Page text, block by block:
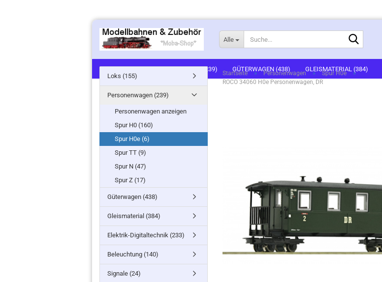
Alle
LOKS (155) PERSONENWAGEN (239) GÜTERWAGEN (438) GLEISMATERIAL (384)
MINITANKS/MILITARY (61)
Startseite » Personenwagen » Spur H0e »
ROCO 34060 H0e Personenwagen, DR
Loks (155)
Personenwagen (239)
Personenwagen anzeigen
Spur H0 (160)
Spur H0e (6)
Spur TT (9)
Spur N (47)
Spur Z (17)
Güterwagen (438)
Gleismaterial (384)
Elektrik-Digitaltechnik (233)
Beleuchtung (140)
Signale (24)